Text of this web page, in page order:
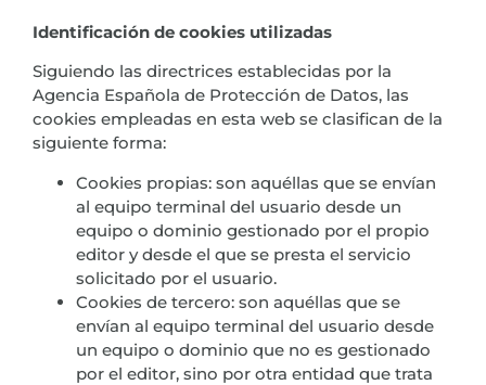
Identificación de cookies utilizadas
Siguiendo las directrices establecidas por la
Agencia Española de Protección de Datos, las
cookies empleadas en esta web se clasifican de la
siguiente forma:
Cookies propias: son aquéllas que se envían
al equipo terminal del usuario desde un
equipo o dominio gestionado por el propio
editor y desde el que se presta el servicio
solicitado por el usuario.
Cookies de tercero: son aquéllas que se
envían al equipo terminal del usuario desde
un equipo o dominio que no es gestionado
por el editor, sino por otra entidad que trata